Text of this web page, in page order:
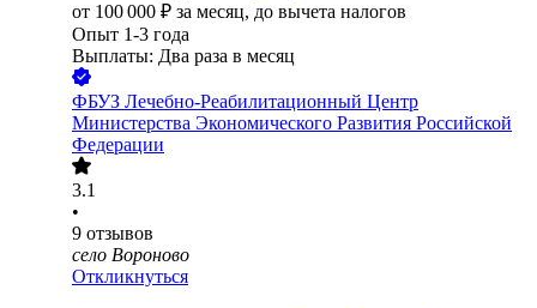
от 100 000 ₽ за месяц, до вычета налогов
Опыт 1-3 года
Выплаты: Два раза в месяц
ФБУЗ Лечебно-Реабилитационный Центр
Министерства Экономического Развития Российской
Федерации
3.1
•
9 отзывов
село Вороново
Откликнуться